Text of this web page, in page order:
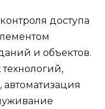
доступа
и объектов.